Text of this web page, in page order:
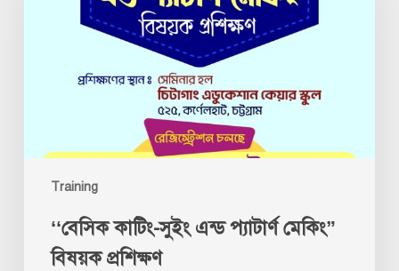
Training
‘‘বেসিক কাটিং-সুইং এন্ড প্যাটার্ণ মেকিং”
বিষয়ক প্রশিক্ষণ